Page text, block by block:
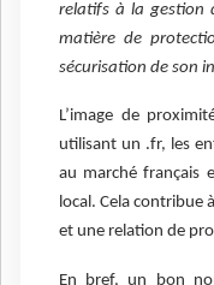
relatifs à la gestion
matière de
sécurisation de son
L’image de
utilisant un .fr, les
au marché français
local. Cela contribue
et une relation de
En bref, un bon